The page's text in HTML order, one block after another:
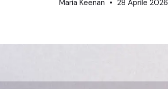
Maria Keenan 28 Aprile 2026